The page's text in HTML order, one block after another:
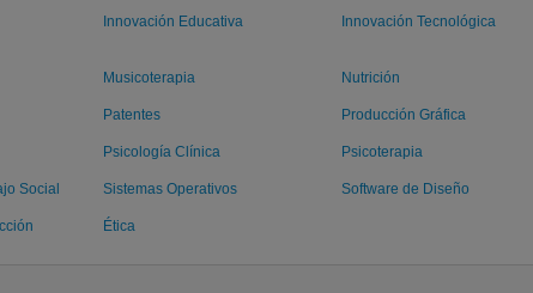
Innovación Educativa Innovación Tecnológica
Musicoterapia Nutrición
Patentes Producción Gráfica
Psicología Clínica Psicoterapia
Social Sistemas Operativos Software de Diseño
Ética